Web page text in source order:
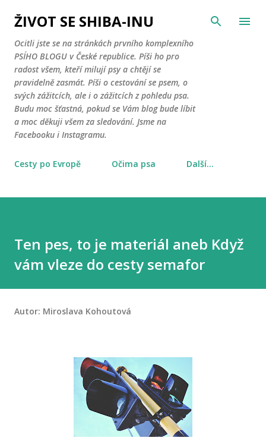
Přeskočit na hlavní obsah
ŽIVOT SE SHIBA-INU
Ocitli jste se na stránkách prvního komplexního
PSÍHO BLOGU v České republice. Píši ho pro
radost všem, kteří milují psy a chtějí se
pravidelně zasmát. Píši o cestování se psem, o
svých zážitcích, ale i o zážitcích z pohledu psa.
Budu moc šťastná, pokud se Vám blog bude líbit
a moc děkuji všem za sledování. Jsme na
Facebooku i Instagramu.
Cesty po Evropě Očima psa Další…
Ten pes, to je materiál aneb Když
vám vleze do cesty semafor
Autor: Miroslava Kohoutová